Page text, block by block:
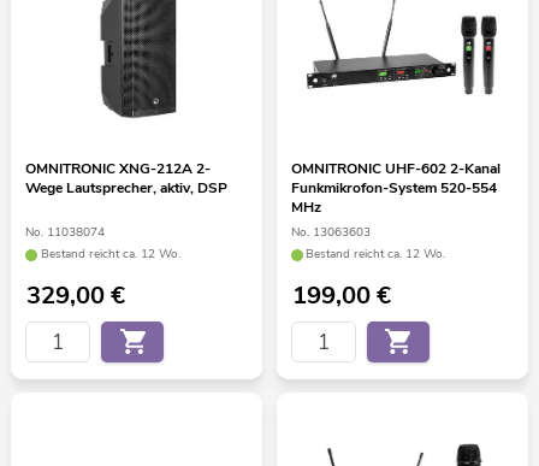
OMNITRONIC XNG-212A 2-
Wege Lautsprecher, aktiv, DSP
No. 11038074
Bestand reicht ca. 12 Wo.
329,00€
OMNITRONIC UHF-602 2-Kanal
Funkmikrofon-System 520-554
MHz
No. 13063603
Bestand reicht ca. 12 Wo.
199,00€